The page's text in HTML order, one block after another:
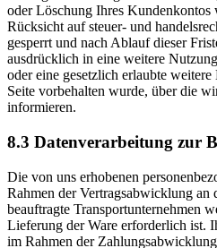
oder Löschung Ihres Kundenkontos
Rücksicht auf steuer- und
gesperrt und nach Ablauf dieser
ausdrücklich in eine weitere
oder eine gesetzlich erlaubte
Seite vorbehalten wurde, über die
informieren.
8.3 Datenverarbeitung zur
Die von uns erhobenen
Rahmen der Vertragsabwicklung an
beauftragte Transportunternehmen
Lieferung der Ware erforderlich ist.
im Rahmen der